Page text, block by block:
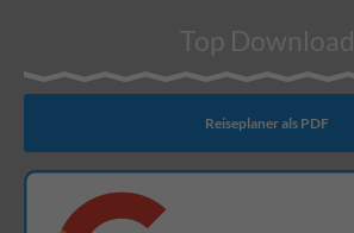
Top Download
Reiseplaner als PDF